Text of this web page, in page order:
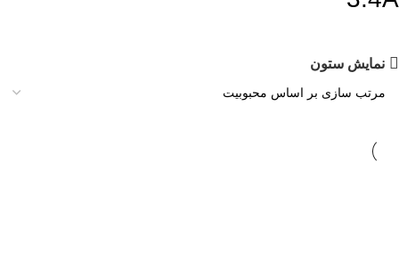
نمایش ستون